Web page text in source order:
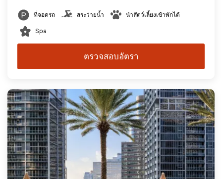
ที่จอดรถ สระว่ายน้ำ นำสัตว์เลี้ยงเข้าพักได้
Spa
ตรวจสอบอัตรา